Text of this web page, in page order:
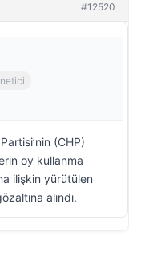
#12520
(CHP)
oy kullanma
ilişkin yürütülen
alındı.